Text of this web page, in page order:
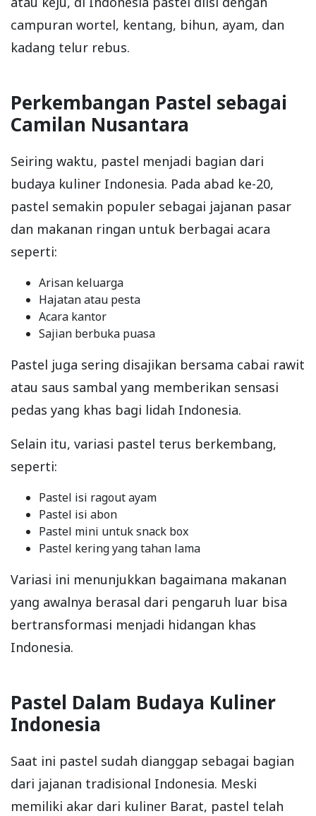
campuran wortel, kentang, bihun, ayam, dan
kadang telur rebus.
Perkembangan Pastel sebagai
Camilan Nusantara
Seiring waktu, pastel menjadi bagian dari
budaya kuliner Indonesia. Pada abad ke-20,
pastel semakin populer sebagai jajanan pasar
dan makanan ringan untuk berbagai acara
seperti:
Arisan keluarga
Hajatan atau pesta
Acara kantor
Sajian berbuka puasa
Pastel juga sering disajikan bersama cabai rawit
atau saus sambal yang memberikan sensasi
pedas yang khas bagi lidah Indonesia.
Selain itu, variasi pastel terus berkembang,
seperti:
Pastel isi ragout ayam
Pastel isi abon
Pastel mini untuk snack box
Pastel kering yang tahan lama
Variasi ini menunjukkan bagaimana makanan
yang awalnya berasal dari pengaruh luar bisa
bertransformasi menjadi hidangan khas
Indonesia.
Pastel Dalam Budaya Kuliner
Indonesia
Saat ini pastel sudah dianggap sebagai bagian
dari jajanan tradisional Indonesia. Meski
memiliki akar dari kuliner Barat, pastel telah